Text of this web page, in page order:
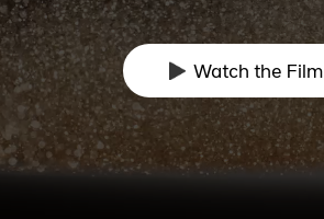
Watch the Film